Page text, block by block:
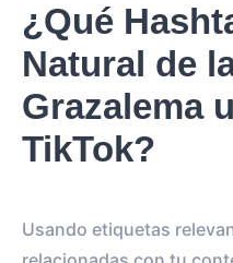
¿Qué
Natural de
Grazalema
TikTok?
Usando etiquetas